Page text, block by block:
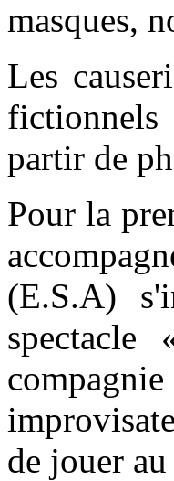
masques,
Les
partir de
Pour la
(E.S.A)
de jouer